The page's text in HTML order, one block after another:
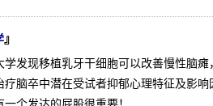
』
学发现移植乳牙干细胞可以改善慢性脑
疗脑卒中潜在受试者抑郁心理特征及影